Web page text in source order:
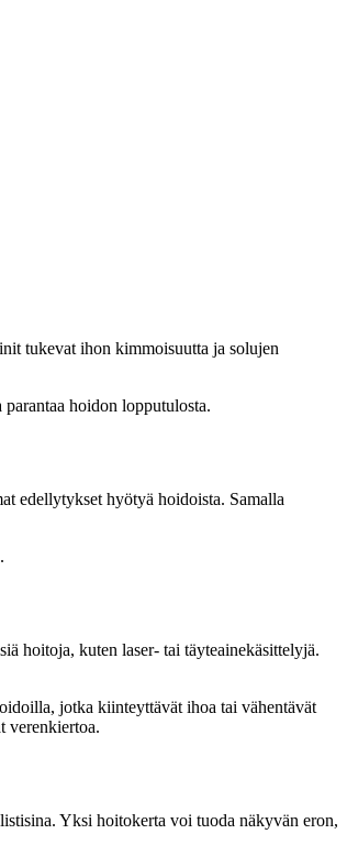
tukevat ihon kimmoisuutta ja solujen
hoidon lopputulosta.
edellytykset hyötyä hoidoista. Samalla
hoitoja, kuten laser- tai täyteainekäsittelyjä.
jotka kiinteyttävät ihoa tai vähentävät
verenkiertoa.
Yksi hoitokerta voi tuoda näkyvän eron,